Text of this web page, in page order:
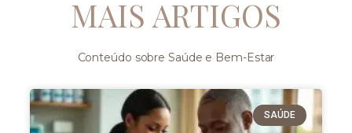
MAIS ARTIGOS
Conteúdo sobre Saúde e Bem-Estar
SAÚDE